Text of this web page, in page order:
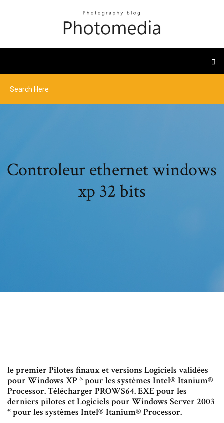
Controleur ethernet windows
xp 32 bits
le premier Pilotes finaux et versions Logiciels validées
pour Windows XP * pour les systèmes Intel® Itanium®
Processor. Télécharger PROWS64. EXE pour les
derniers pilotes et Logiciels pour Windows Server 2003
* pour les systèmes Intel® Itanium® Processor.